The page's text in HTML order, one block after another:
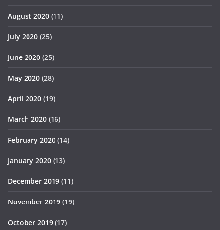
August 2020 (11)
July 2020 (25)
June 2020 (25)
May 2020 (28)
April 2020 (19)
March 2020 (16)
February 2020 (14)
January 2020 (13)
December 2019 (11)
November 2019 (19)
October 2019 (17)